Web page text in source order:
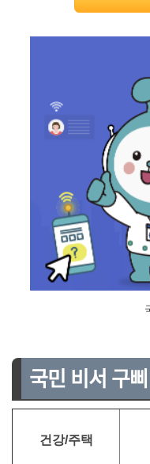
국민 비서 구
건강/주택